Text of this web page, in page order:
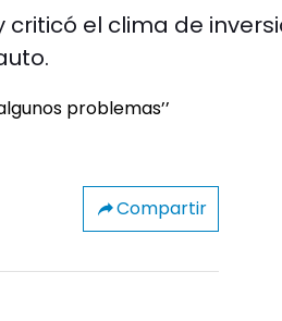
criticó el clima de
Compartir